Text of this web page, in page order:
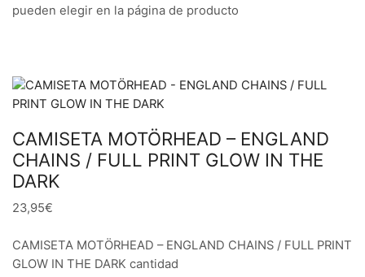
pueden elegir en la página de producto
CAMISETA MOTÖRHEAD – ENGLAND
CHAINS / FULL PRINT GLOW IN THE
DARK
23,95€
CAMISETA MOTÖRHEAD – ENGLAND CHAINS / FULL PRINT
GLOW IN THE DARK cantidad